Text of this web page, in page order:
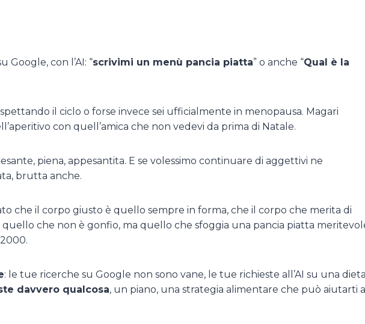
Google, con l’AI: “scrivimi un menù pancia piatta” o anche “Qual è la
il ciclo o forse invece sei ufficialmente in menopausa. Magari
con quell’amica che non vedevi da prima di Natale.
piena, appesantita. E se volessimo continuare di aggettivi ne
brutta anche.
che il corpo giusto è quello sempre in forma, che il corpo che merita di
quello che non è gonfio, ma quello che sfoggia una pancia piatta
: le tue ricerche su Google non sono vane, le tue richieste all’AI su una dieta
davvero qualcosa, un piano, una strategia alimentare che può aiutarti a